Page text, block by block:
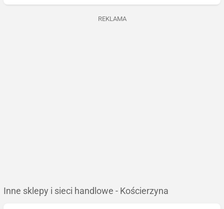
REKLAMA
Inne sklepy i sieci handlowe - Kościerzyna